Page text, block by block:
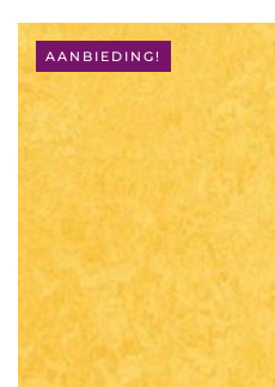
AANBIEDING!